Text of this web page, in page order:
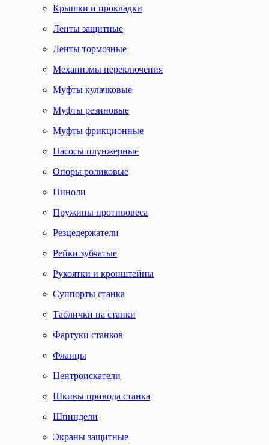
Крышки и прокладки
Ленты защитные
Ленты тормозные
Механизмы переключения
Муфты кулачковые
Муфты резиновые
Муфты фрикционные
Насосы плунжерные
Опоры роликовые
Пиноли
Пружины противовеса
Резцедержатели
Рейки зубчатые
Рукоятки и кронштейны
Суппорты станка
Таблички на станки
Фартуки станков
Фланцы
Центроискатели
Шкивы привода станка
Шпиндели
Экраны защитные